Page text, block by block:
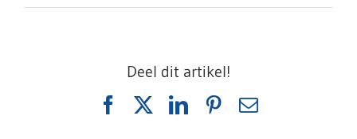
Deel dit artikel!
FacebookLinkedIn
Pinterest
E-